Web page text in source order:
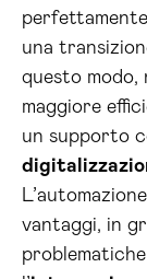
una
questo modo,
maggiore
un supporto
vantaggi, in